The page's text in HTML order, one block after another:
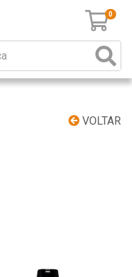
0
VOLTAR